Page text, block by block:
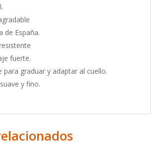
de España.
fuerte.
para graduar y adaptar al cuello.
y fino.